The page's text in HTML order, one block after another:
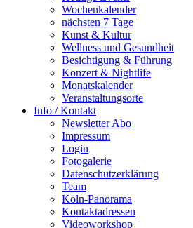
Wochenkalender
nächsten 7 Tage
Kunst & Kultur
Wellness und Gesundheit
Besichtigung & Führung
Konzert & Nightlife
Monatskalender
Veranstaltungsorte
Info / Kontakt
Newsletter Abo
Impressum
Login
Fotogalerie
Datenschutzerklärung
Team
Köln-Panorama
Kontaktadressen
Videoworkshop